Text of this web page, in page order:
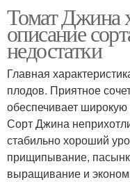
Томат Джина
описание
недостатки
Главная
плодов. Приятное
обеспечивает широкую
Сорт Джина
стабильно хороший
прищипывание,
выращивание и